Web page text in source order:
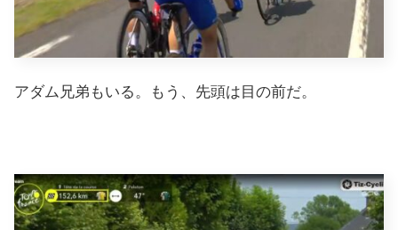
アダム兄弟もいる。もう、先頭は目の前だ。